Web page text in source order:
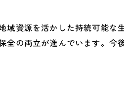
資源を活かした持続可能な
全の両立が進んでいます。今